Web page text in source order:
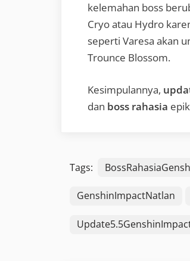
kelemahan boss
Cryo atau Hydro
seperti Varesa akan
Trounce Blossom.
Kesimpulannya,
dan boss rahasia
Tags:
GenshinImpactNatlan